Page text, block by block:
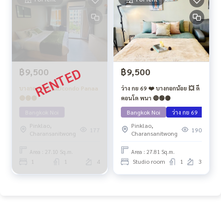
฿9,500
บางกอกน้อย 💥Dcondo Panaa
🔴🟢🟡
Pinklao,
Charansanitwong
177
Area : 27.10 Sq.m.
1 1 4
฿9,500
ว่าง กย 69 ❤️ บางกอกน้อย 💥 ดี
คอนโด พนา 🔴🟢🟡
Bangkok Noi
ว่าง กย 69
Pinklao,
Charansanitwong
190
Area : 27.81 Sq.m.
Studio room 1 3